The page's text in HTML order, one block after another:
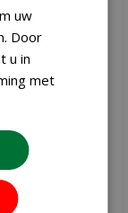
5 kg
uw
Door
u in
met